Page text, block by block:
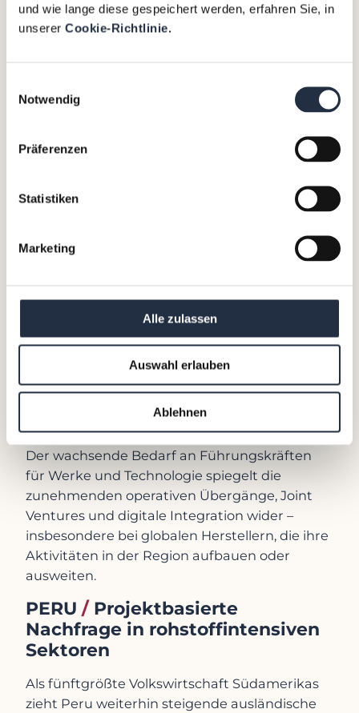
und wie lange diese gespeichert werden, erfahren Sie, in
unserer Cookie-Richtlinie.
Notwendig
Präferenzen
Statistiken
Marketing
Alle zulassen
Auswahl erlauben
Ablehnen
getragen von
befindet sich in einem
angetrieben durch
Umbruch fördert den
Übergang von klassischer
Beratung hin zu agilen,
praxisorientierten Interim-
Executive-Modellen.
Der wachsende Bedarf an Führungskräften
für Werke und Technologie spiegelt die
zunehmenden operativen Übergänge, Joint
Ventures und digitale Integration wider –
insbesondere bei globalen Herstellern, die ihre
Aktivitäten in der Region aufbauen oder
ausweiten.
PERU / Projektbasierte
Nachfrage in rohstoffintensiven
Sektoren
Als fünftgrößte Volkswirtschaft Südamerikas
zieht Peru weiterhin steigende ausländische